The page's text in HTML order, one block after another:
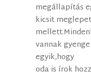
megállapítás
kicsit
vannak
egyik,hogy
oda is írok